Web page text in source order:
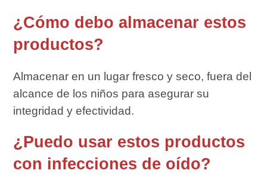
¿Cómo debo almacenar estos
productos?
Almacenar en un lugar fresco y seco, fuera del
alcance de los niños para asegurar su
integridad y efectividad.
¿Puedo usar estos productos
con infecciones de oído?